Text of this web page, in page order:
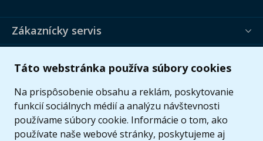
Táto webstránka používa súbory cookies
Na prispôsobenie obsahu a reklám, poskytovanie
funkcií sociálnych médií a analýzu návštevnosti
používame súbory cookie. Informácie o tom, ako
používate naše webové stránky, poskytujeme aj
Zákaznícky servis